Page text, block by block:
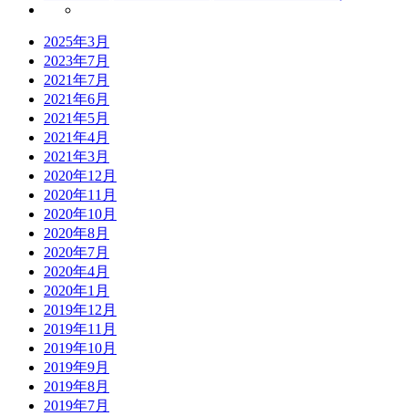
2025年3月
2023年7月
2021年7月
2021年6月
2021年5月
2021年4月
2021年3月
2020年12月
2020年11月
2020年10月
2020年8月
2020年7月
2020年4月
2020年1月
2019年12月
2019年11月
2019年10月
2019年9月
2019年8月
2019年7月